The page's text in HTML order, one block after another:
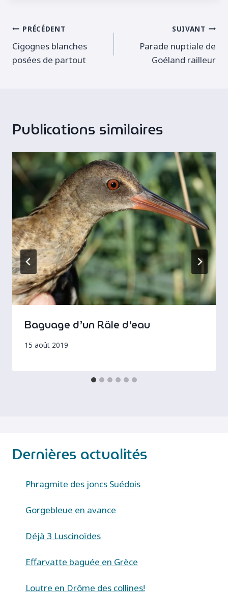
Navigation
de
PRÉCÉDENT
Cigognes blanches
posées de partout
SUIVANT
Parade nuptiale de
Goéland railleur
Publications similaires
Baguage d’un Râle d’eau
15 août 2019
Dernières actualités
Phragmite des joncs Suédois
Gorgebleue en avance
Déjà 3 Luscinoïdes
Effarvatte baguée en Grèce
Loutre en Drôme des collines!